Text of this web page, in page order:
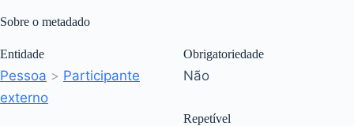
Sobre o metadado
Entidade
Pessoa > Participante
externo
Obrigatoriedade
Não
Repetível